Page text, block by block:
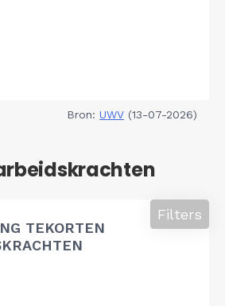
Bron: UWV (13-07-2026)
TEKORTEN
Filters